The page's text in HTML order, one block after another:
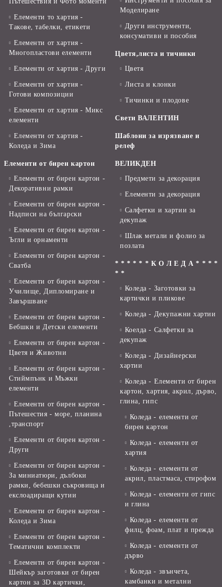
Елементи то хартия -
Такове, табелки, етикети
Елементи от хартия -
Многопластови елементи
Елементи от хартия - Други
Елементи от хартия -
Готови композиции
Елементи от хартия - Микс
елементи
Елементи от хартия -
Коледа и Зима
Елементи от бирен картон
Елементи от бирен картон -
Декоративни рамки
Елементи от бирен картон -
Надписи на български
Елементи от бирен картон -
Ъгли и орнаменти
Елементи от бирен картон -
Сватба
Елементи от бирен картон -
Училище, Дипломиране и
Завършване
Елементи от бирен картон -
Бебшки и Детски елементи
Елементи от бирен картон -
Цветя и Животни
Елементи от бирен картон -
Стиймпънк и Мъжки
елементи
Елементи от бирен картон -
Пътешестия - море, планина
,транспорт
Елементи от бирен картон -
Други
Елементи от бирен картон -
За миниатюри, дълбоки
рамки, бебешки съкровища и
екслоадиращи кутии
Елементи от бирен картон -
Коледа и Зима
Елементи от бирен картон -
Тематични комплекти
Елементи от бирен картон -
Шейкър заготовки от бирен
картон за 3D картички,
Моделиране
Други инструменти,
консумативи и пособия
Цветя,листа и тичинки
Цветя
Листа и клонки
Тичинки и плодове
Свети ВАЛЕНТИН
Шаблони за изрязване и
релеф
ВЕЛИКДЕН
Предмети за декорация
Елементи за декорация
Салфетки и хартии за
декупаж
Шлак метали и фолио за
позлата
* * * * * * К О Л Е Д А * * * *
* *
Коледа - Заготовки за
картички и пликове
Коледа - Декупажни хартии
Коелда - Салфетки за
декупаж
Коледа - Дизайнерски
хартии
Коледа - Eлементи от бирен
картон, хартия, акрил, дърво,
глина, гипс
Коледа - елементи от
бирен картон
Коледа - елементи от
хартия
Коледа - елементи от
акрил, пластмаса, стирофом
Коледа - елементи от гипс
и глина
Коледа - елементи от
филц, фоам, плат и прежда
Коледа - елементи от
дърво
Коледа - звънчета,
камбанки и метални